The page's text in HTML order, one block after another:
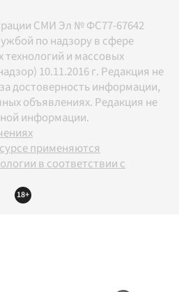
СМИ Эл № ФС77-67642
по надзору в сфере
и массовых
10.11.2016 г. Редакция не
достоверность информации,
объявлениях. Редакция не
информации.
применяются
в соответствии с
18+